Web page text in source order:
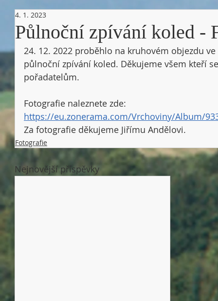
Půlnoční zpívání koled -
4. 1. 2023
24. 12. 2022 proběhlo na kruhovém objezdu
půlnoční zpívání koled. Děkujeme všem kteří
pořadatelům.
Fotografie naleznete zde:
https://eu.zonerama.com/Vrchoviny/Album/
Za fotografie děkujeme Jiřímu Andělovi.
Fotografie
Nejnovější příspěvky